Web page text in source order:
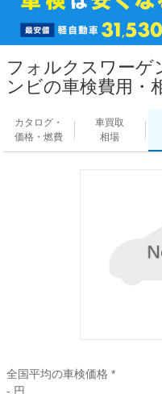
フォルクスワーゲ
ンビの車検費用・
カタログ・
価格・燃費
車買取
相場
全国平均の車検価格 *
- 円